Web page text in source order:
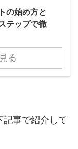
の始め方と
テップで徹
る
事で紹介して